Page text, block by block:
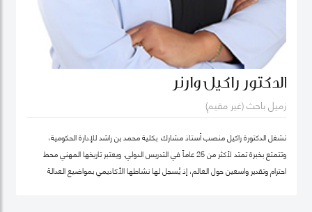
الدكتور راكيل وارنر
زميل باحث (غير مقيم)
تشغل الدكتورة راكيل منصب أستاذ مشارك بكلية محمد بن راشد للإدارة الحكومية،
وتتمتع بخبرة تمتد لأكثر من 25 عاماً في التدريس الدولي. ويعتبر تاريخها المهني محط
احترام وتقدير واسعين حول العالم، إذ يُسجل لها نشاطها الأكاديمي بمواضيع العدالة